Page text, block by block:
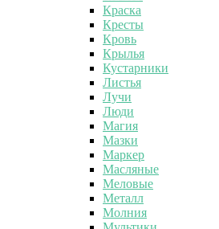
Краска
Кресты
Кровь
Крылья
Кустарники
Листья
Лучи
Люди
Магия
Мазки
Маркер
Масляные
Меловые
Металл
Молния